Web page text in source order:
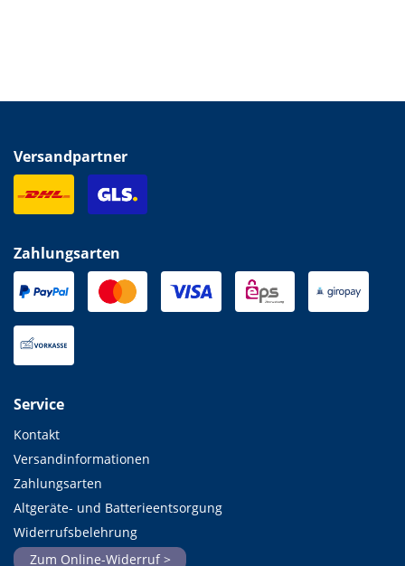
Versandpartner
Zahlungsarten
Service
Kontakt
Versandinformationen
Zahlungsarten
Altgeräte- und Batterieentsorgung
Widerrufsbelehrung
Zum Online-Widerruf >